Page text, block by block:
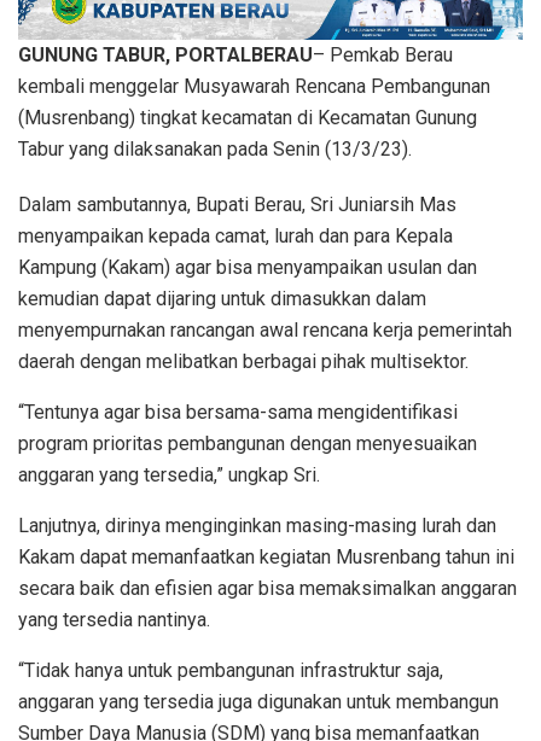
GUNUNG TABUR, PORTALBERAU– Pemkab Berau
kembali menggelar Musyawarah Rencana Pembangunan
(Musrenbang) tingkat kecamatan di Kecamatan Gunung
Tabur yang dilaksanakan pada Senin (13/3/23).
Dalam sambutannya, Bupati Berau, Sri Juniarsih Mas
menyampaikan kepada camat, lurah dan para Kepala
Kampung (Kakam) agar bisa menyampaikan usulan dan
kemudian dapat dijaring untuk dimasukkan dalam
menyempurnakan rancangan awal rencana kerja pemerintah
daerah dengan melibatkan berbagai pihak multisektor.
“Tentunya agar bisa bersama-sama mengidentifikasi
program prioritas pembangunan dengan menyesuaikan
anggaran yang tersedia,” ungkap Sri.
Lanjutnya, dirinya menginginkan masing-masing lurah dan
Kakam dapat memanfaatkan kegiatan Musrenbang tahun ini
secara baik dan efisien agar bisa memaksimalkan anggaran
yang tersedia nantinya.
“Tidak hanya untuk pembangunan infrastruktur saja,
anggaran yang tersedia juga digunakan untuk membangun
Sumber Daya Manusia (SDM) yang bisa memanfaatkan